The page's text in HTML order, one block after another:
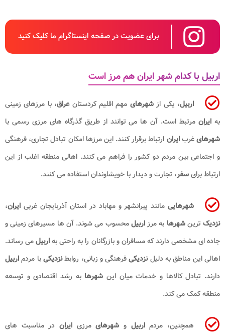
برای عضویت در صفحه اینستاگرام ما کلیک کنید
اربیل با کدام شهر ایران هم مرز است
اربیل، یکی ازشهرهای مهم اقلیم کردستانعراق، با مرزهای زمینی
به ایران مرتبط است. آن ها می توانند از طریق گذرگاه های مرزی رسمی با
شهرهایغربایران ارتباط برقرار کنند. این مرزها امکان تبادل تجاری، فرهنگی
و اجتماعی بین مردم دو کشور را فراهم می کنند. اهالی منطقه اغلب از این
ارتباط برایسفر، تجارت و دیدار با خویشاوندان استفاده می کنند.
شهرهایی مانند پیرانشهر و مهاباد در استان آذربایجان غربی ایران،
نزدیک ترینشهرها به مرزاربیلمحسوب می شوند. آن ها مسیرهای زمینی و
جاده ای مشخصی دارند که مسافران و بازرگانان را به راحتی بهاربیلمی رساند.
اهالی این مناطق به دلیلنزدیکیفرهنگی و زبانی، روابطنزدیکیبا مردماربیل
دارند. تبادل کالاها و خدمات میان این شهرهابه رشد اقتصادی و توسعه
منطقه کمک می کند.
همچنین، مردماربیل و شهرهایمرزی ایران در مناسبت های